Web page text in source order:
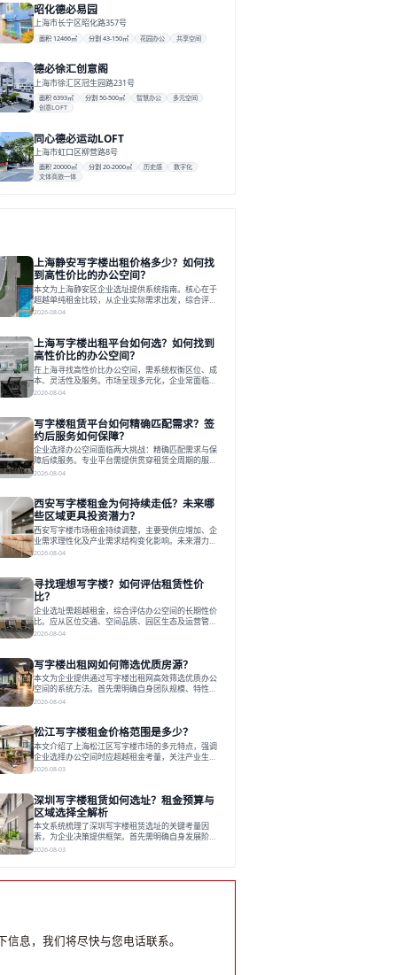
昭化德必易园
上海市长宁区昭化路357号
面积 12466㎡ 分割 43-150㎡ 花园办公 共享空间
德必徐汇创意阁
上海市徐汇区冠生园路231号
面积 6393㎡ 分割 50-500㎡ 智慧办公
多元空间
创意LOFT
同心德必运动LOFT
上海市虹口区柳营路8号
面积 20000㎡ 分割 20-2000㎡ 历史感
数字化
文体商旅一体
上海静安写字楼出租价格多少？如何找
到高性价比的办公空间？
本文为上海静安区企业选址提供系统指南。核心在于
超越单纯租金比较，从企业实际需求出发，综合评估
交通、硬件、空间弹性、配套服务及产业生态等多维
升性价比，并通过不同规模企业的实际案例加以说
明。之后指出，专业运营服务商提供的稳定环境、社
群活动与产业集聚等增值服务，是很大化空间价值、
助力企业成长的关键。对于许多在
2026-08-04
上海写字楼出租平台如何选？如何找到
高性价比的办公空间？
在上海寻找高性价比办公空间，需系统权衡区位、成
本、灵活性及服务。市场呈现多元化，企业常面临租
赁流程复杂、隐性成本高等挑战。选择平台时，应评
区、灵活产品和丰富配套，满足不同企业需求。企业
应明确自身需求，实地考察，选择能支持长期发展、
提升竞争力的办公空间。在上海寻找合适的办公空
间，对于企业行政负责人、中小企业主
2026-08-04
写字楼租赁平台如何精确匹配需求？签
约后服务如何保障？
企业选择办公空间面临两大挑战：精确匹配需求与保
障后续服务。专业平台需提供贯穿租赁全周期的服
务，将企业从非核心事务中解放。精确匹配需结合企
的全周期保障体系。德必集团通过标准化服务与个性
化运营结合，以全国布局和产业生态圈为企业提供稳
定支持，体现了从信息撮合到深度服务的能力转变。
在为企业寻找办公空间的过程中，
2026-08-04
西安写字楼租金为何持续走低？未来哪
些区域更具投资潜力？
西安写字楼市场租金持续调整，主要受供应增加、企
业需求理性化及产业需求结构变化影响。未来潜力区
域集中在产业集聚、交利及城市更新地带，如高新区
运营方通过空间优化与社群服务，助力企业成长，推
动市场向多元化、高性价比方向发展。近年来，西安
写字楼市场呈现出租金持续调整的态势，这一现象引
发了的广泛关注。作为西部重要
2026-08-04
寻找理想写字楼？如何评估租赁性价
比？
企业选址需超越租金，综合评估办公空间的长期性价
比。应从区位交通、空间品质、园区生态及运营管理
四个核心维度权衡财务支出与长期价值回报。理想的
衡。对于许多正在成长或寻求稳定发展的企业而言，
寻找一处合适的办公空间是一项至关重要的决策。这
不仅关系到团队的日常工作效率与协作氛围，更直接
影响着企业的品牌形象、运营成本
2026-08-04
写字楼出租网如何筛选优质房源？
本文为企业提供通过写字楼出租网高效筛选优质办公
空间的系统方法。首先需明确自身团队规模、特性、
预算等核心需求。线上筛选时，应深入解读房源参
背景与持续服务能力。完成线上初选后，必须进行线
下实地验证，核对空间实景、测试设施、感受园区氛
围并确认合同条款，从而做出精确决策。在数字化时
代，写字楼出租网已成为企业寻找
2026-08-04
松江写字楼租金价格范围是多少？
本文介绍了上海松江区写字楼市场的多元特点，强调
企业选择办公空间时应超越租金考量，关注产业生态
与综合服务。文章分析了市场概况、影响空间价值的
建服务生态助力企业成长，建议企业系统评估需求与
长期价值，选择匹配的发展载体。对于许多寻求在上
海松江区设立或扩展办公空间的企业而言，了解该区
域的写字楼市场概况是决策的首先
2026-08-03
深圳写字楼租赁如何选址？租金预算与
区域选择全解析
本文系统梳理了深圳写字楼租赁选址的关键考量因
素，为企业决策提供框架。首先需明确自身发展阶
段、团队规模和文化特质等核心需求。深圳多中心商
业园注重生态与社群，适合文创、科技类企业。评估
2026-08-03
信息，我们将尽快与您电话联系。